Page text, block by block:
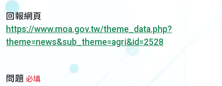
回報網頁
https://www.moa.gov.tw/theme_data.php?
theme=news&sub_theme=agri&id=2528
問題 必填